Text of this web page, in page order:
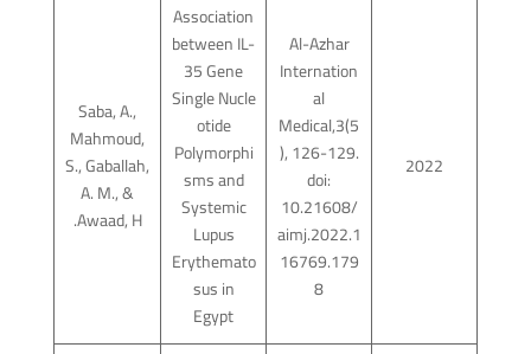
2022
Al-Azhar
Internation
al
Medical,3(5
), 126-129.
doi:
10.21608/
aimj.2022.1
16769.179
8
Association
between IL-
35 Gene
Single Nucle
otide
Polymorphi
sms and
Systemic
Lupus
Erythemato
sus in
Egypt
Saba, A.,
Mahmoud,
S., Gaballah,
A. M., &
Awaad, H.